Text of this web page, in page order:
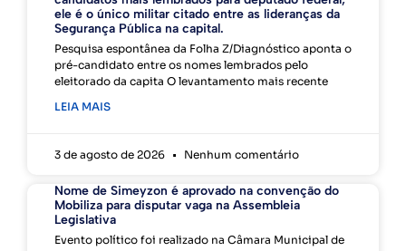
ele é o único militar citado entre as lideranças da
Segurança Pública na capital.
Pesquisa espontânea da Folha Z/Diagnóstico aponta o
pré-candidato entre os nomes lembrados pelo
eleitorado da capita O levantamento mais recente
LEIA MAIS
3 de agosto de 2026 Nenhum comentário
Nome de Simeyzon é aprovado na convenção do
Mobiliza para disputar vaga na Assembleia
Legislativa
Evento político foi realizado na Câmara Municipal de